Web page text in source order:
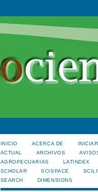
INICIO ACERCA DE
ACTUAL
ARCHIVOS
AGROPECUARIAS
LATINDEX
SCHOLAR
SCISPACE
SEARCH
DIMENSIONS